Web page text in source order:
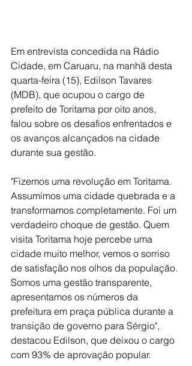
Em entrevista concedida na Rádio
Cidade, em Caruaru, na manhã desta
quarta-feira (15), Edilson Tavares
(MDB), que ocupou o cargo de
prefeito de Toritama por oito anos,
falou sobre os desafios enfrentados e
os avanços alcançados na cidade
durante sua gestão.
"Fizemos uma revolução em Toritama.
Assumimos uma cidade quebrada e a
transformamos completamente. Foi um
verdadeiro choque de gestão. Quem
visita Toritama hoje percebe uma
cidade muito melhor, vemos o sorriso
de satisfação nos olhos da população.
Somos uma gestão transparente,
apresentamos os números da
prefeitura em praça pública durante a
transição de governo para Sérgio",
destacou Edilson, que deixou o cargo
com 93% de aprovação popular.